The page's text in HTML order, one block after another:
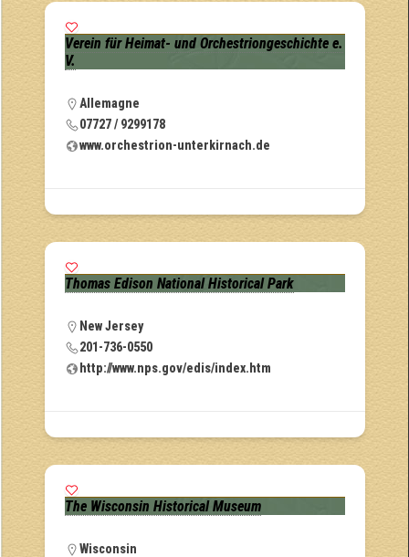
Verein für Heimat- und Orchestriongeschichte e.
V.
Allemagne
07727 / 9299178
www.orchestrion-unterkirnach.de
Thomas Edison National Historical Park
New Jersey
201-736-0550
http://www.nps.gov/edis/index.htm
The Wisconsin Historical Museum
Wisconsin